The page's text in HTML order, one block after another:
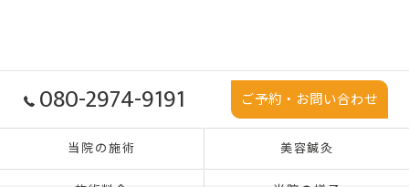
080-2974-9191 ご予約・お問い合わせ
当院の施術 美容鍼灸